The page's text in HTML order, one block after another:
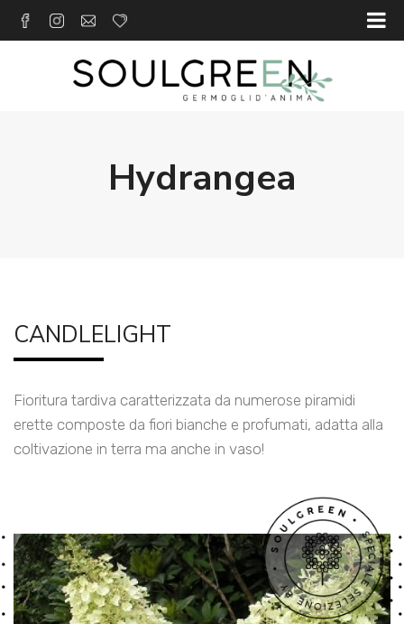
Hydrangea
CANDLELIGHT
Fioritura tardiva caratterizzata da numerose piramidi
erette composte da fiori bianche e profumati, adatta alla
coltivazione in terra ma anche in vaso!